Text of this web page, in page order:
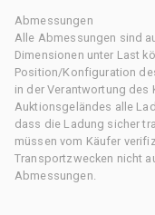
Abmessungen
Alle Abmessungen sind
Dimensionen unter Last
Position/Konfiguration
in der Verantwortung des
Auktionsgeländes alle
dass die Ladung sicher
müssen vom Käufer
Transportzwecken nicht
Abmessungen.